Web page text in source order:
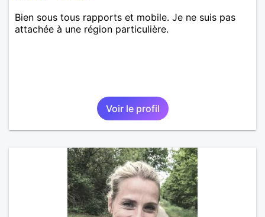
Bien sous tous rapports et mobile. Je ne suis pas
attachée à une région particulière.
Voir le profil